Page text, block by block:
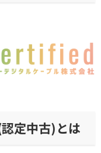
定中古)とは